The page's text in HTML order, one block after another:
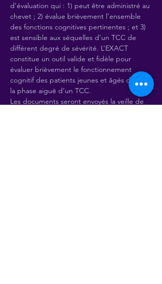
d’évaluation qui : 1) peut être administré au
chevet ; 2) évalue brièvement l’ensemble
des fonctions cognitives pertinentes ; et 3)
est sensible aux séquelles d’un TCC de
différent degré de sévérité. L’EXACT
constitue un outil valide et fidèle pour
évaluer brièvement le fonctionnement
cognitif des patients jeunes et âgés durant
la phase aiguë d’un TCC.
Les documents seront envoyés la veille de